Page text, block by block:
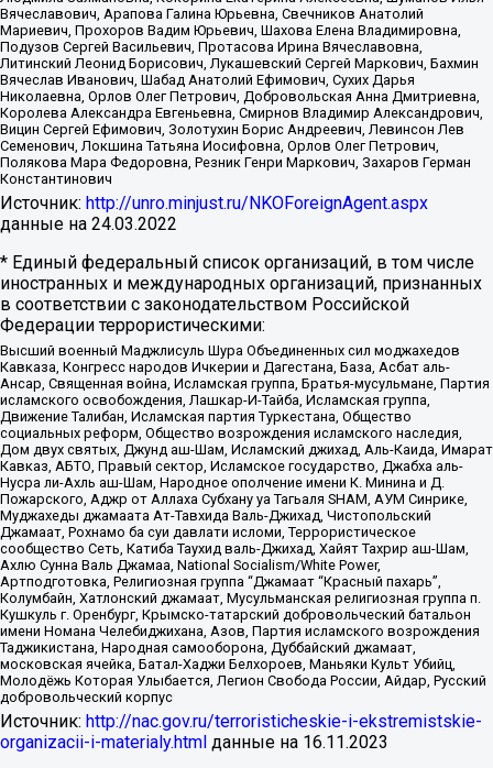
Вячеславович, Арапова Галина Юрьевна, Свечников Анатолий
Мариевич, Прохоров Вадим Юрьевич, Шахова Елена Владимировна,
Подузов Сергей Васильевич, Протасова Ирина Вячеславовна,
Литинский Леонид Борисович, Лукашевский Сергей Маркович, Бахмин
Вячеслав Иванович, Шабад Анатолий Ефимович, Сухих Дарья
Николаевна, Орлов Олег Петрович, Добровольская Анна Дмитриевна,
Королева Александра Евгеньевна, Смирнов Владимир Александрович,
Вицин Сергей Ефимович, Золотухин Борис Андреевич, Левинсон Лев
Семенович, Локшина Татьяна Иосифовна, Орлов Олег Петрович,
Полякова Мара Федоровна, Резник Генри Маркович, Захаров Герман
Константинович
Источник: http://unro.minjust.ru/NKOForeignAgent.aspx
данные на 24.03.2022
* Единый федеральный список организаций, в том числе
иностранных и международных организаций, признанных
в соответствии с законодательством Российской
Федерации террористическими:
Высший военный Маджлисуль Шура Объединенных сил моджахедов
Кавказа, Конгресс народов Ичкерии и Дагестана, База, Асбат аль-
Ансар, Священная война, Исламская группа, Братья-мусульмане, Партия
исламского освобождения, Лашкар-И-Тайба, Исламская группа,
Движение Талибан, Исламская партия Туркестана, Общество
социальных реформ, Общество возрождения исламского наследия,
Дом двух святых, Джунд аш-Шам, Исламский джихад, Аль-Каида, Имарат
Кавказ, АБТО, Правый сектор, Исламское государство, Джабха аль-
Нусра ли-Ахль аш-Шам, Народное ополчение имени К. Минина и Д.
Пожарского, Аджр от Аллаха Субхану уа Тагьаля SHAM, АУМ Синрике,
Муджахеды джамаата Ат-Тавхида Валь-Джихад, Чистопольский
Джамаат, Рохнамо ба суи давлати исломи, Террористическое
сообщество Сеть, Катиба Таухид валь-Джихад, Хайят Тахрир аш-Шам,
Ахлю Сунна Валь Джамаа, National Socialism/White Power,
Артподготовка, Религиозная группа “Джамаат “Красный пахарь”,
Колумбайн, Хатлонский джамаат, Мусульманская религиозная группа п.
Кушкуль г. Оренбург, Крымско-татарский добровольческий батальон
имени Номана Челебиджихана, Азов, Партия исламского возрождения
Таджикистана, Народная самооборона, Дуббайский джамаат,
московская ячейка, Батал-Хаджи Белхороев, Маньяки Культ Убийц,
Молодёжь Которая Улыбается, Легион Свобода России, Айдар, Русский
добровольческий корпус
Источник: http://nac.gov.ru/terroristicheskie-i-ekstremistskie-
organizacii-i-materialy.html данные на 16.11.2023